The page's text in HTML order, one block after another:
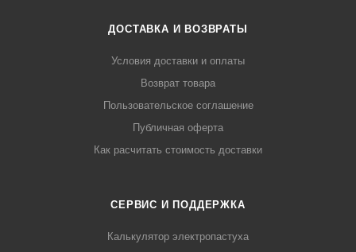
ДОСТАВКА И ВОЗВРАТЫ
Условия доставки и оплаты
Возврат товара
Пользовательское соглашение
Публичная оферта
Как расчитать стоимость доставки
СЕРВИС И ПОДДЕРЖКА
Калькулятор электропастуха